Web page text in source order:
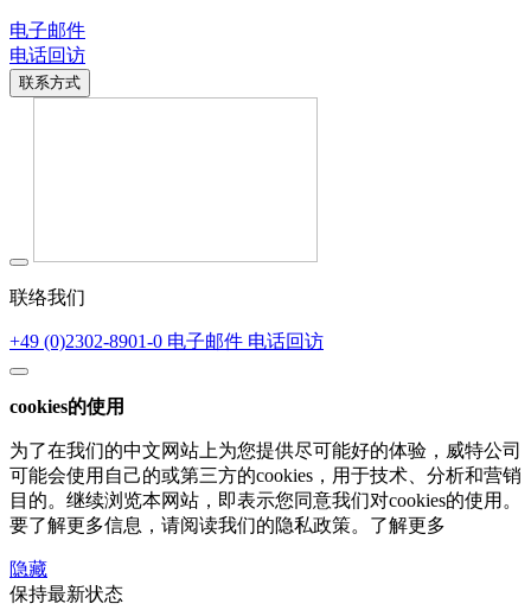
电子邮件
电话回访
联系方式
联络我们
+49 (0)2302-8901-0 电子邮件 电话回访
cookies的使用
为了在我们的中文网站上为您提供尽可能好的体验，威特公司
可能会使用自己的或第三方的cookies，用于技术、分析和营销
目的。继续浏览本网站，即表示您同意我们对cookies的使用。
要了解更多信息，请阅读我们的隐私政策。了解更多
隐藏
保持最新状态